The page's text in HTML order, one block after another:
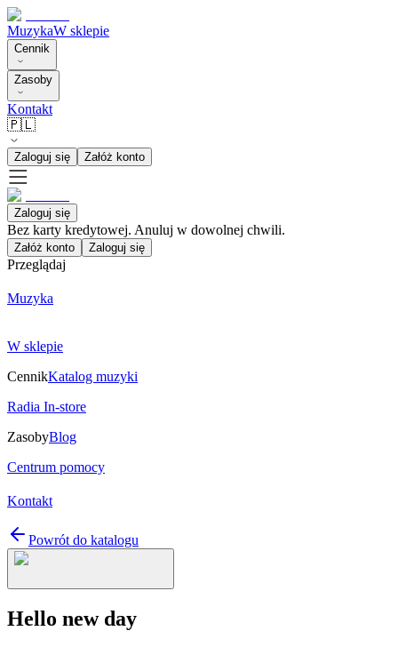
MuzykaW sklepie
Cennik
Zasoby
Kontakt
🇵🇱
Zaloguj się Załóż konto
Zaloguj się
Bez karty kredytowej. Anuluj w dowolnej chwili.
Załóż konto Zaloguj się
Przeglądaj
Muzyka
W sklepie
CennikKatalog muzyki
Radia In-store
ZasobyBlog
Centrum pomocy
Kontakt
Powrót do katalogu
Hello new day